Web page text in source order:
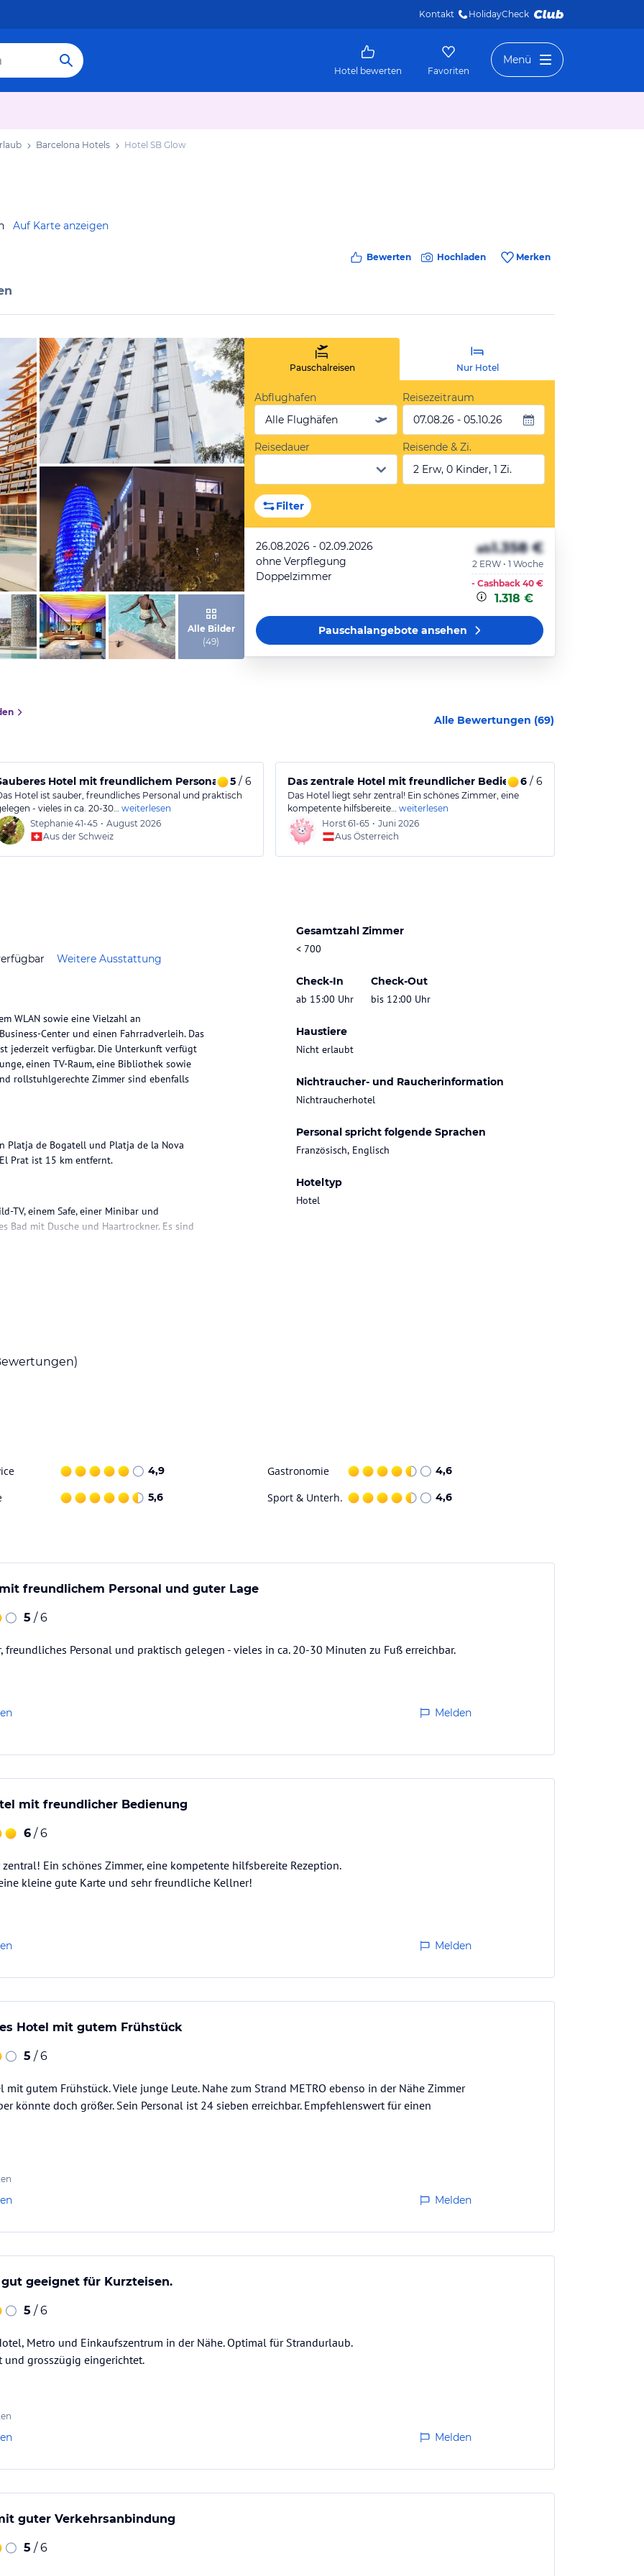
Kontakt HolidayCheck
Hotel bewerten Favoriten
Menü
Barcelona Hotels Hotel SB Glow
Auf Karte anzeigen
Bewerten Hochladen Merken
von Expedia
von Expedia
Alle Bilder
(49)
Pauschalreisen Nur Hotel
Abflughafen
Alle Flughäfen
Reisezeitraum
07.08.26 - 05.10.26
Reisedauer
Reisende & Zi.
2 Erw, 0 Kinder, 1 Zi.
Filter
26.08.2026 - 02.09.2026
ohne Verpflegung
Doppelzimmer
ab1.358 €
2 ERW • 1 Woche
- Cashback 40 €
1.318 €
Pauschalangeboteansehen
Alle Bewertungen (69)
Hotel mit freundlichem Personal und guter Lage
5/ 6
Hotel ist sauber, freundliches Personal und praktisch
- vieles in ca. 20-30… weiterlesen
Stephanie41-45 • August 2026
Aus der Schweiz
Das zentrale Hotel mit freundlicher Bedienung
6/ 6
Das Hotel liegt sehr zentral! Ein schönes Zimmer, eine
kompetente hilfsbereite… weiterlesen
Horst61-65 • Juni 2026
Aus Österreich
Weitere Ausstattung
Gesamtzahl Zimmer
< 700
Check-In
ab 15:00 Uhr
Check-Out
bis 12:00 Uhr
Haustiere
Nicht erlaubt
Nichtraucher- und Raucherinformation
Nichtraucherhotel
Personal spricht folgende Sprachen
Französisch, Englisch
Hoteltyp
Hotel
WLAN sowie eine Vielzahl an
Center und einen Fahrradverleih. Das
jederzeit verfügbar. Die Unterkunft verfügt
einen TV-Raum, eine Bibliothek sowie
rollstuhlgerechte Zimmer sind ebenfalls
Platja de Bogatell und Platja de la Nova
Prat ist 15 km entfernt.
TV, einem Safe, einer Minibar und
Bad mit Dusche und Haartrockner. Es sind
Liegestühlen. Sportlich aktive Gäste
stehen Wellnessangebote wie Sauna,
Gewähr. Bitte lies vor der Buchung die
4,9 Gastronomie 4,6
5,6 Sport & Unterh. 4,6
freundlichem Personal und guter Lage
5 / 6
freundliches Personal und praktisch gelegen - vieles in ca. 20-30 Minuten zu Fuß erreichbar.
Melden
mit freundlicher Bedienung
6 / 6
Ein schönes Zimmer, eine kompetente hilfsbereite Rezeption.
kleine gute Karte und sehr freundliche Kellner!
Melden
Hotel mit gutem Frühstück
5 / 6
mit gutem Frühstück. Viele junge Leute. Nahe zum Strand METRO ebenso in der Nähe Zimmer
könnte doch größer. Sein Personal ist 24 sieben erreichbar. Empfehlenswert für einen
Melden
geeignet für Kurzteisen.
5 / 6
Metro und Einkaufszentrum in der Nähe. Optimal für Strandurlaub.
und grosszügig eingerichtet.
Melden
guter Verkehrsanbindung
5 / 6